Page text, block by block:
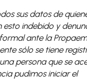
sus datos de
esto indebido y
ante la
sólo se tiene
persona que se
pudimos iniciar el